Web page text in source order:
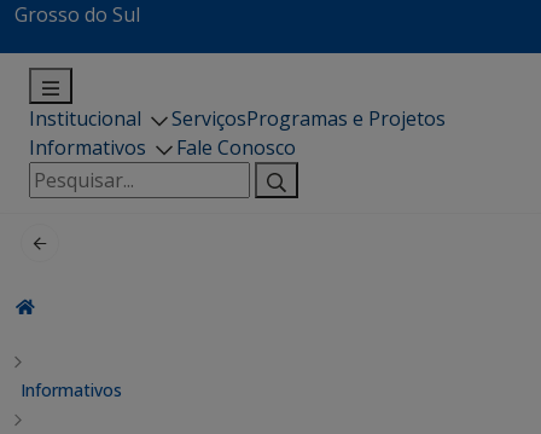
Grosso do Sul
Institucional ServiçosProgramas e Projetos
Informativos
Fale Conosco
Pesquisar
por:
Informativos